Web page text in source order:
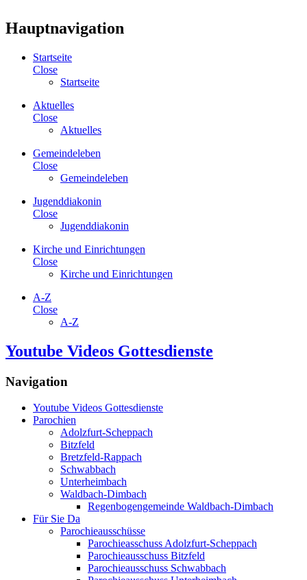
Hauptnavigation
Startseite
Close
Startseite
Aktuelles
Close
Aktuelles
Gemeindeleben
Close
Gemeindeleben
Jugenddiakonin
Close
Jugenddiakonin
Kirche und Einrichtungen
Close
Kirche und Einrichtungen
A-Z
Close
A-Z
Youtube Videos Gottesdienste
Navigation
Youtube Videos Gottesdienste
Parochien
Adolzfurt-Scheppach
Bitzfeld
Bretzfeld-Rappach
Schwabbach
Unterheimbach
Waldbach-Dimbach
Regenbogengemeinde Waldbach-Dimbach
Für Sie Da
Parochieausschüsse
Parochieasschuss Adolzfurt-Scheppach
Parochieausschuss Bitzfeld
Parochieausschuss Schwabbach